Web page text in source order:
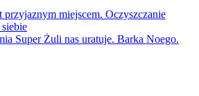
przyjaznym miejscem. Oczyszczanie
Super Żuli nas uratuje. Barka Noego.